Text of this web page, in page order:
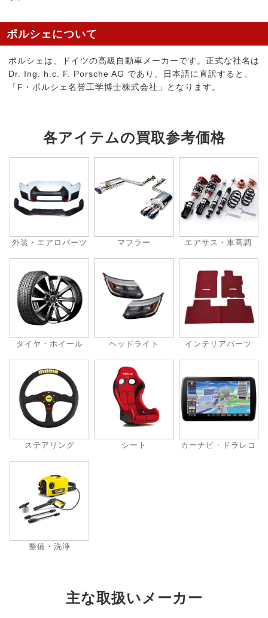
ポルシェについて
ポルシェは、ドイツの高級自動車メーカーです。正式な社名は
Dr. Ing. h.c. F. Porsche AG であり、日本語に直訳すると、
「F・ポルシェ名誉工学博士株式会社」となります。
各アイテムの買取参考価格
外装・エアロパーツ マフラー エアサス・車高調
タイヤ・ホイール ヘッドライト インテリアパーツ
ステアリング シート カーナビ・ドラレコ
整備・洗浄
主な取扱いメーカー